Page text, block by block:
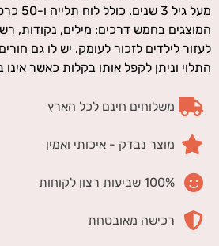
המוצגים בחמש דרכים: מילים, נקודות,
לעזור לילדים לזכור לעומק. יש לו גם
התלוי וניתן לקפל אותו בקלות כאשר אינו
משלוחים חינם לכל הארץ
מוצר נבדק - איכותי ואמין
100% שביעות רצון לקוחות
רכישה מאובטחת